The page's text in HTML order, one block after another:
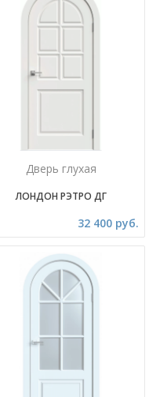
Дверь глухая
ЛОНДОН РЭТРО ДГ
32 400 руб.